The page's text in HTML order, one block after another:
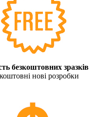
безкоштовних зразків
нові розробки